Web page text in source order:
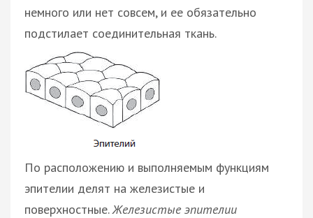
немного или нет совсем, и ее обязательно
подстилает соединительная ткань.
По расположению и выполняемым функциям
эпителии делят на железистые и
поверхностные.Железистые эпителии